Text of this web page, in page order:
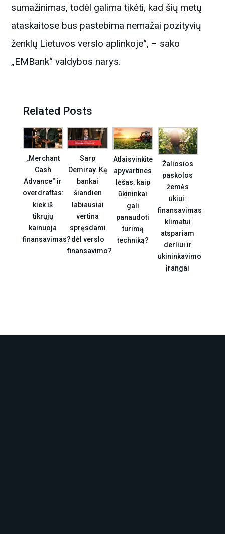
sumažinimas, todėl galima tikėti, kad šių metų
ataskaitose bus pastebima nemažai pozityvių
ženklų Lietuvos verslo aplinkoje“, – sako
„EMBank“ valdybos narys.
Related Posts
„Merchant
Cash
Advance“ ir
overdraftas:
kiek iš
tikrųjų
kainuoja
finansavimas?
Sarp
Demiray. Ką
bankai
šiandien
labiausiai
vertina
spręsdami
dėl verslo
finansavimo?
Atlaisvinkite
apyvartines
lėšas: kaip
ūkininkai
gali
panaudoti
turimą
techniką?
Žaliosios
paskolos
žemės
ūkiui:
finansavimas
klimatui
atspariam
derliui ir
ūkininkavimo
įrangai